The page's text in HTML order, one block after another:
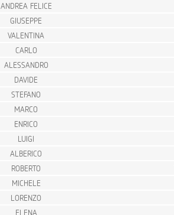
ANDREA FELICE
GIUSEPPE
VALENTINA
CARLO
ALESSANDRO
DAVIDE
STEFANO
MARCO
ENRICO
LUIGI
ALBERICO
ROBERTO
MICHELE
LORENZO
ELENA